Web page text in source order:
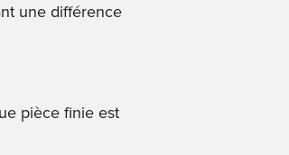
une différence
pièce finie est